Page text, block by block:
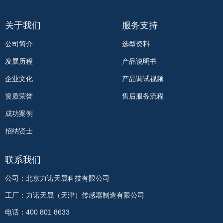
联系我们
公司：北京力诺天晟科技有限公司
工厂：力诺天晟（天津）传感器制造有限公司
电话：400 801 8633
关于我们
公司简介
发展历程
企业文化
资质荣誉
成功案例
招纳贤士
服务支持
选型资料
产品说明书
产品调试视频
售后服务流程